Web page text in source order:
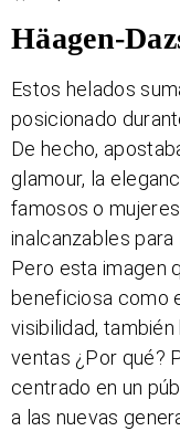
Häagen-
Estos helados
posicionado
De hecho,
glamour, la
famosos o
inalcanzables para
Pero esta imagen
beneficiosa como
visibilidad,
ventas ¿Por qué?
centrado en un
a las nuevas